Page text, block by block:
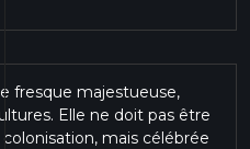
fresque majestueuse,
Elle ne doit pas être
mais célébrée